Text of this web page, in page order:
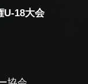
U-18大会